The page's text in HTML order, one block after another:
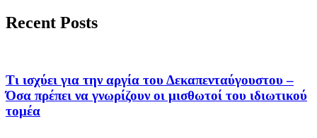
Recent Posts
Τι ισχύει για την αργία του Δεκαπενταύγουστου –
Όσα πρέπει να γνωρίζουν οι μισθωτοί του ιδιωτικού
τομέα